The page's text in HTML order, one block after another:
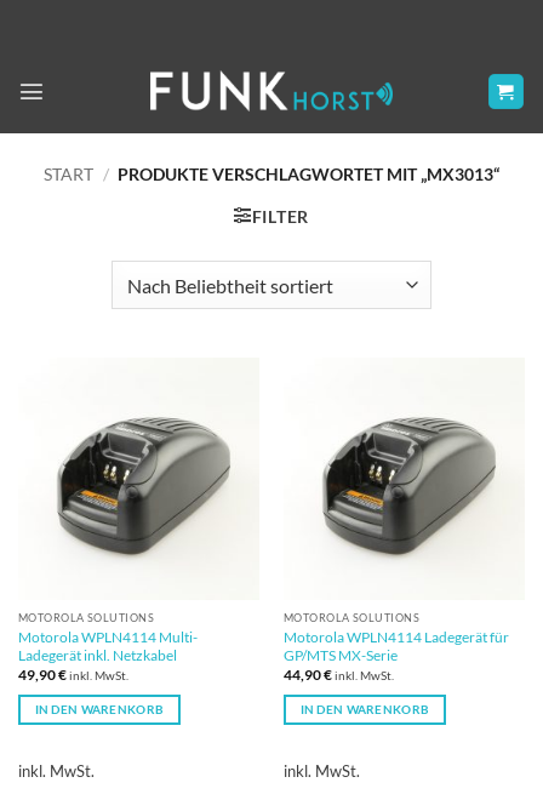
START / PRODUKTE VERSCHLAGWORTET MIT „MX3013“
FILTER
MOTOROLA SOLUTIONS
Motorola WPLN4114 Multi-
Ladegerät inkl. Netzkabel
49,90€inkl. MwSt.
IN DEN WARENKORB
inkl. MwSt.
MOTOROLA SOLUTIONS
Motorola WPLN4114 Ladegerät für
GP/MTS MX-Serie
44,90€inkl. MwSt.
IN DEN WARENKORB
inkl. MwSt.